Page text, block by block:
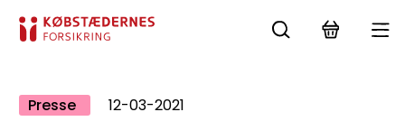
Presse 12-03-2021